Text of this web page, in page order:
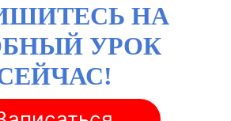
НА
УРОК